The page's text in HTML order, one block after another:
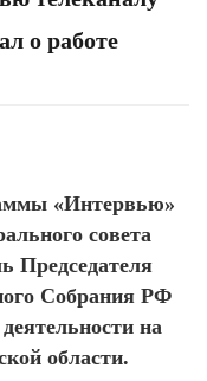
о работе
«Интервью»
совета
Председателя
Собрания РФ
на
области.